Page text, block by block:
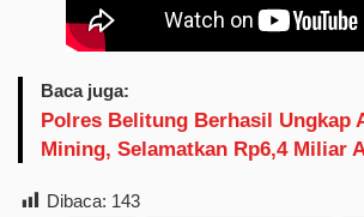
Baca juga:
Polres Belitung Berhasil Ungkap
Mining, Selamatkan Rp6,4 Miliar
Dibaca: 143